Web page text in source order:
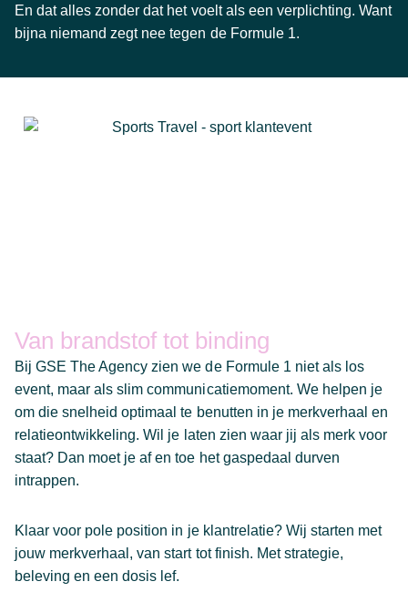
En dat alles zonder dat het voelt als een verplichting. Want
bijna niemand zegt nee tegen de Formule 1.
Van brandstof tot binding
Bij GSE The Agency zien we de Formule 1 niet als los
event, maar als slim communicatiemoment. We helpen je
om die snelheid optimaal te benutten in je merkverhaal en
relatieontwikkeling. Wil je laten zien waar jij als merk voor
staat? Dan moet je af en toe het gaspedaal durven
intrappen.
Klaar voor pole position in je klantrelatie? Wij starten met
jouw merkverhaal, van start tot finish. Met strategie,
beleving en een dosis lef.